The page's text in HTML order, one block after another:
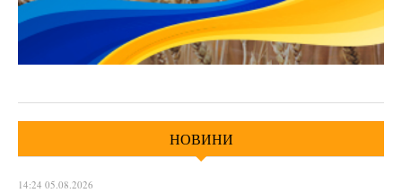
НОВИНИ
14:24 05.08.2026